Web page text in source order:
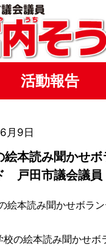
活動報告
月9日
絵本読み聞かせ
戸田市議会議
絵本読み聞かせボラ
の絵本読み聞かせボ